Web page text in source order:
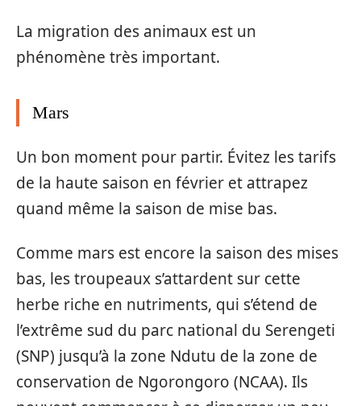
La migration des animaux est un
phénomène très important.
Mars
Un bon moment pour partir. Évitez les tarifs
de la haute saison en février et attrapez
quand même la saison de mise bas.
Comme mars est encore la saison des mises
bas, les troupeaux s’attardent sur cette
herbe riche en nutriments, qui s’étend de
l’extrême sud du parc national du Serengeti
(SNP) jusqu’à la zone Ndutu de la zone de
conservation de Ngorongoro (NCAA). Ils